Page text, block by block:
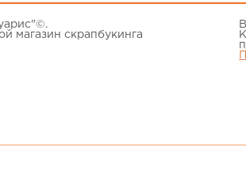
магазин скрапбукинга